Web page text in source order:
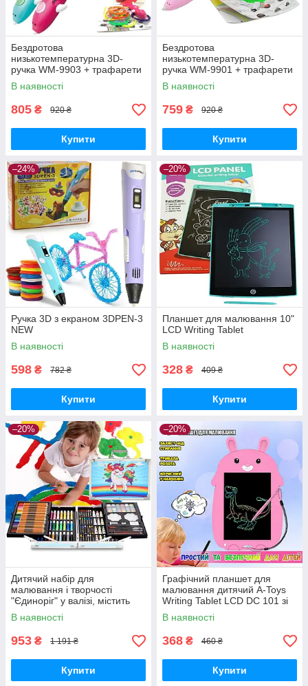
Бездротова
низькотемпературна 3D-
ручка WM-9903 + трафарети
та пластик
В наявності
805 ₴ 920 ₴
Купити
Бездротова
низькотемпературна 3D-
ручка WM-9901 + трафарети
та пластик Green
В наявності
759 ₴ 920 ₴
Купити
–24%
Ручка 3D з екраном 3DPEN-3
NEW
В наявності
598 ₴ 782 ₴
Купити
–20%
Планшет для малювання 10"
LCD Writing Tablet
В наявності
328 ₴ 409 ₴
Купити
–20%
Дитячий набір для
малювання і творчості
"Єдиноріг" у валізі, містить
145 предметів для юного
художника
В наявності
953 ₴ 1 191 ₴
Купити
–20%
Графічний планшет для
малювання дитячий A-Toys
Writing Tablet LCD DC 101 зі
стилусом Рожевий
В наявності
368 ₴ 460 ₴
Купити